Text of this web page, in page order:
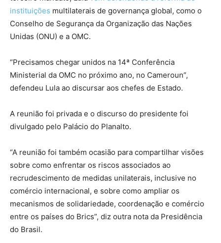
instituições multilaterais de governança global, como o
Conselho de Segurança da Organização das Nações
Unidas (ONU) e a OMC.
“Precisamos chegar unidos na 14ª Conferência
Ministerial da OMC no próximo ano, no Cameroun”,
defendeu Lula ao discursar aos chefes de Estado.
A reunião foi privada e o discurso do presidente foi
divulgado pelo Palácio do Planalto.
“A reunião foi também ocasião para compartilhar visões
sobre como enfrentar os riscos associados ao
recrudescimento de medidas unilaterais, inclusive no
comércio internacional, e sobre como ampliar os
mecanismos de solidariedade, coordenação e comércio
entre os países do Brics”, diz outra nota da Presidência
do Brasil.